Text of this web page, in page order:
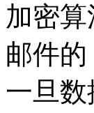
加密
邮件
一旦